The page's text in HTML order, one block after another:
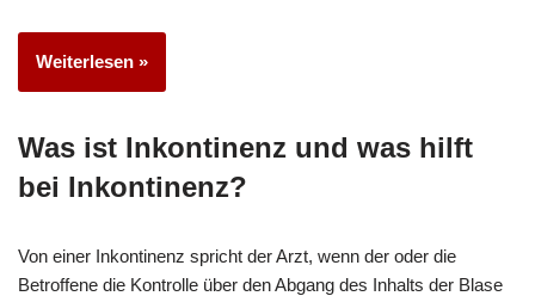
Weiterlesen »
Was ist Inkontinenz und was hilft
bei Inkontinenz?
Von einer Inkontinenz spricht der Arzt, wenn der oder die
Betroffene die Kontrolle über den Abgang des Inhalts der Blase